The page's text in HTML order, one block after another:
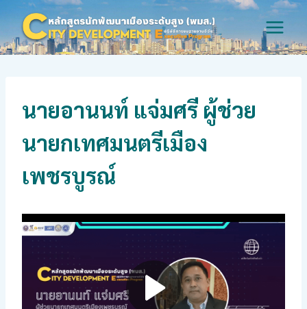
content
นายอานนท์ แจ่มศรี ผู้ช่วย
นายกเทศมนตรีเมือง
เพชรบูรณ์